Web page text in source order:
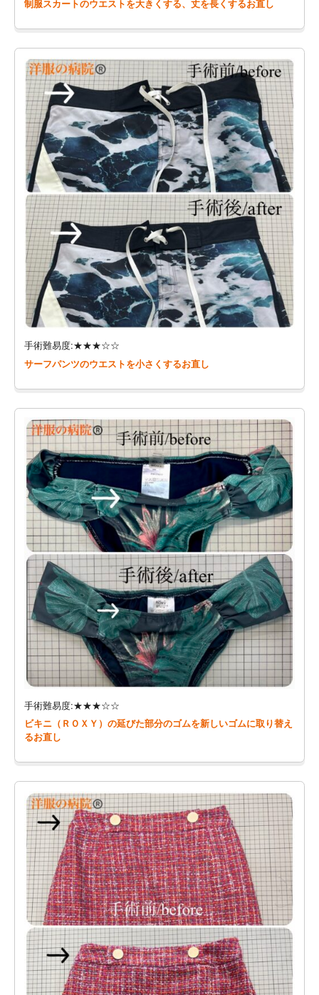
制服スカートのウエストを大きくする、丈を長くするお直し
手術難易度:★★★☆☆
サーフパンツのウエストを小さくするお直し
手術難易度:★★★☆☆
ビキニ（ＲＯＸＹ）の延びた部分のゴムを新しいゴムに取り替え
るお直し